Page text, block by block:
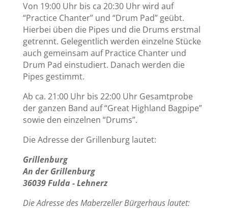
Von 19:00 Uhr bis ca 20:30 Uhr wird auf
“Practice Chanter” und “Drum Pad” geübt.
Hierbei üben die Pipes und die Drums erstmal
getrennt. Gelegentlich werden einzelne Stücke
auch gemeinsam auf Practice Chanter und
Drum Pad einstudiert. Danach werden die
Pipes gestimmt.
Ab ca. 21:00 Uhr bis 22:00 Uhr Gesamtprobe
der ganzen Band auf “Great Highland Bagpipe”
sowie den einzelnen “Drums”.
Die Adresse der Grillenburg lautet:
Grillenburg
An der Grillenburg
36039 Fulda - Lehnerz
Die Adresse des Maberzeller Bürgerhaus lautet: